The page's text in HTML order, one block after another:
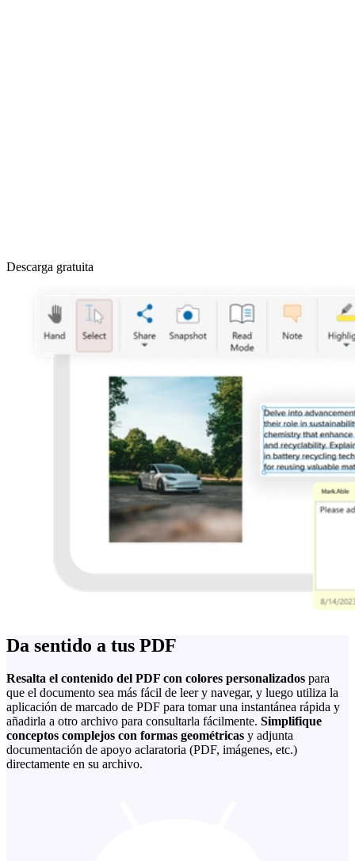
Descarga gratuita
Da sentido a tus PDF
Resalta el contenido del PDF con colores personalizados para
que el documento sea más fácil de leer y navegar, y luego utiliza la
aplicación de marcado de PDF para tomar una instantánea rápida y
añadirla a otro archivo para consultarla fácilmente. Simplifique
conceptos complejos con formas geométricas y adjunta
documentación de apoyo aclaratoria (PDF, imágenes, etc.)
directamente en su archivo.